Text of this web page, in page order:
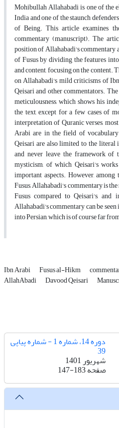
Mohibullah Allahabadi is one of the
India and one of the staunch
of Being. This article examines
commentary (manuscript). The
position of Allahabadi's
of Fusus by dividing the features
and content, focusing on the content.
on Allahabadi's mild criticisms of
Qeisari and other commentators.
meticulousness, which shows his
the text, except for a few cases of
interpretation of Quranic verses,
Arabi are in the field of
Qeisari are also limited to the
and never leave the framework of
mysticism, of which Qeisari's
important aspects. However,
Fusus, Allahabadi's commentary is
Fusus compared to Qeisari's,
Allahabadi's commentary can be
into Persian, which is of course far
Ibn Arabi Fusus al-Hikm
AllahAbadi Davood Qeisari
دوره 14، شماره 1 - شماره پیاپی
39
شهریور 1401
صفحه147-183